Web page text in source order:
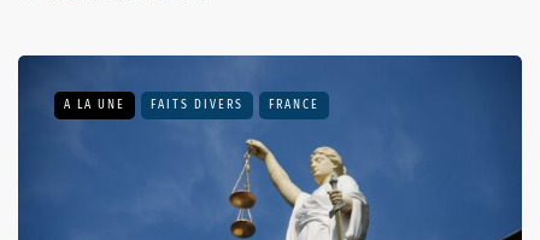
A LA UNE FAITS DIVERS FRANCE